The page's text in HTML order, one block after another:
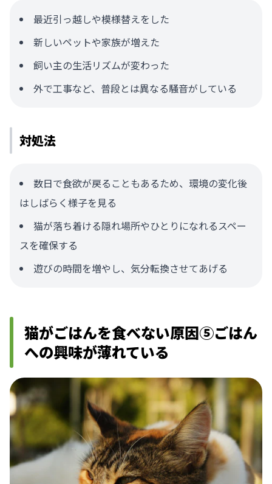
最近引っ越しや模様替えをした
新しいペットや家族が増えた
飼い主の生活リズムが変わった
外で工事など、普段とは異なる騒音がしている
対処法
数日で食欲が戻ることもあるため、環境の変化後
はしばらく様子を見る
猫が落ち着ける隠れ場所やひとりになれるスペー
スを確保する
遊びの時間を増やし、気分転換させてあげる
猫がごはんを食べない原因⑤ごはん
への興味が薄れている